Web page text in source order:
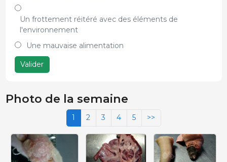
Un frottement réitéré avec des éléments de
l'environnement
Une mauvaise alimentation
Valider
Photo de la semaine
1 2 3 4 5 >>